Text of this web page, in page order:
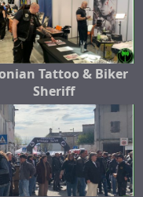
Tattoo & Biker
Sheriff